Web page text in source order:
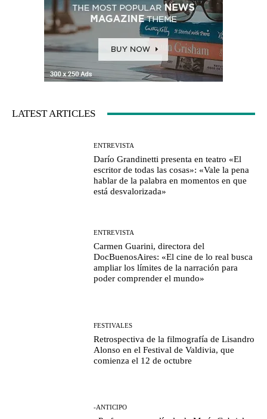
LATEST ARTICLES
ENTREVISTA
Darío Grandinetti presenta en teatro «El
escritor de todas las cosas»: «Vale la pena
hablar de la palabra en momentos en que
está desvalorizada»
ENTREVISTA
Carmen Guarini, directora del
DocBuenosAires: «El cine de lo real busca
ampliar los límites de la narración para
poder comprender el mundo»
FESTIVALES
Retrospectiva de la filmografía de Lisandro
Alonso en el Festival de Valdivia, que
comienza el 12 de octubre
-ANTICIPO